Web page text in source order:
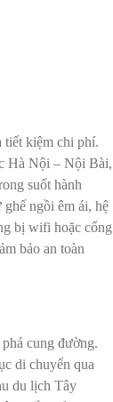
tiết kiệm chi phí.
Hà Nội – Nội Bài,
suốt hành
ngồi êm ái, hệ
bị wifi hoặc cổng
bảo an toàn
cung đường.
di chuyển qua
du lịch Tây